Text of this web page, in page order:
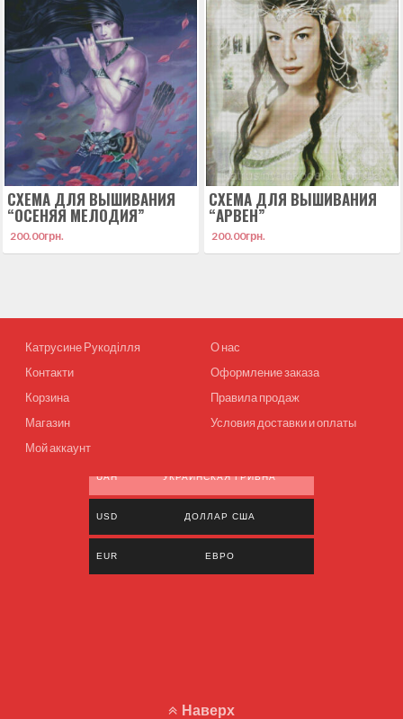
СХЕМА ДЛЯ ВЫШИВАНИЯ
“ОСЕНЯЯ МЕЛОДИЯ”
200.00грн.
СХЕМА ДЛЯ ВЫШИВАНИЯ
“АРВЕН”
200.00грн.
Катрусине Рукоділля
Контакти
Корзина
Магазин
Мой аккаунт
О нас
Оформление заказа
Правила продаж
Условия доставки и оплаты
UAH УКРАИНСКАЯ ГРИВНА
USD ДОЛЛАР США
EUR ЕВРО
Наверх